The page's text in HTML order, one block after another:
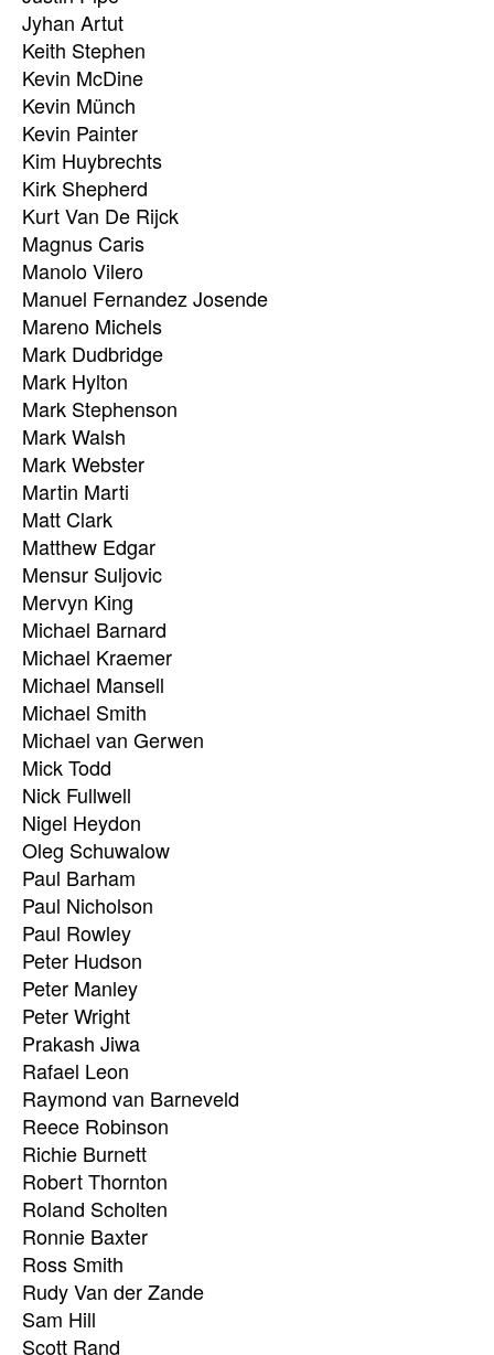
Jyhan Artut
Keith Stephen
Kevin McDine
Kevin Münch
Kevin Painter
Kim Huybrechts
Kirk Shepherd
Kurt Van De Rijck
Magnus Caris
Manolo Vilero
Manuel Fernandez Josende
Mareno Michels
Mark Dudbridge
Mark Hylton
Mark Stephenson
Mark Walsh
Mark Webster
Martin Marti
Matt Clark
Matthew Edgar
Mensur Suljovic
Mervyn King
Michael Barnard
Michael Kraemer
Michael Mansell
Michael Smith
Michael van Gerwen
Mick Todd
Nick Fullwell
Nigel Heydon
Oleg Schuwalow
Paul Barham
Paul Nicholson
Paul Rowley
Peter Hudson
Peter Manley
Peter Wright
Prakash Jiwa
Rafael Leon
Raymond van Barneveld
Reece Robinson
Richie Burnett
Robert Thornton
Roland Scholten
Ronnie Baxter
Ross Smith
Rudy Van der Zande
Sam Hill
Scott Rand